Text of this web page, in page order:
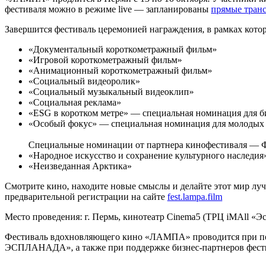
фестиваля можно в режиме live — запланированы прямые
Завершится фестиваль церемонией награждения, в рамках
«Документальный короткометражный фильм»
«Игровой короткометражный фильм»
«Анимационный короткометражный фильм»
«Социальный видеоролик»
«Социальный музыкальный видеоклип»
«Социальная реклама»
«ESG в коротком метре» — специальная номинация для
«Особый фокус» — специальная номинация для молодых
Специальные номинации от партнера кинофестиваля
«Народное искусство и сохранение культурного
«Неизведанная Арктика»
Смотрите кино, находите новые смыслы и делайте этот мир
предварительной регистрации на сайте fest.lampa.film
Место проведения: г. Пермь, кинотеатр Cinema5 (ТРЦ iMAll
Фестиваль вдохновляющего кино «ЛАМПА» проводится при
ЭСПЛАНАДА», а также при поддержке бизнес-партнеров